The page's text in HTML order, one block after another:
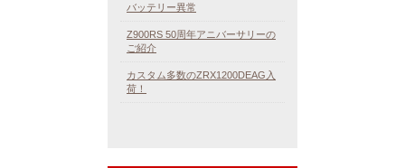
バッテリー異常
Z900RS 50周年アニバーサリーの
ご紹介
カスタム多数のZRX1200DEAG入
荷！